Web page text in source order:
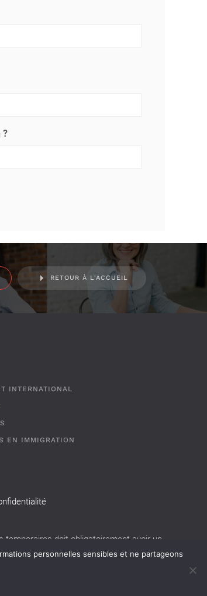
?
RETOUR À L'ACCUEIL
INTERNATIONAL
EN IMMIGRATION
temporaires doit obligatoirement avoir un
personnelles sensibles et ne partageons